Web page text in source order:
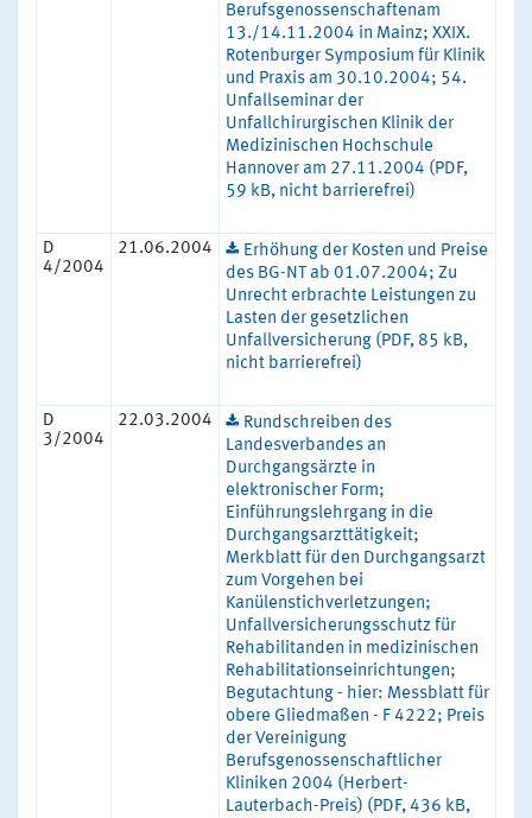
Berufsgenossenschaftenam
13./14.11.2004 in Mainz; XXIX.
Rotenburger Symposium für Klinik
und Praxis am 30.10.2004; 54.
Unfallseminar der
Unfallchirurgischen Klinik der
Medizinischen Hochschule
Hannover am 27.11.2004 (PDF,
59 kB, nicht barrierefrei)
D
4/2004
21.06.2004
Erhöhung der Kosten und Preise
des BG-NT ab 01.07.2004; Zu
Unrecht erbrachte Leistungen zu
Lasten der gesetzlichen
Unfallversicherung (PDF, 85 kB,
nicht barrierefrei)
D
3/2004
22.03.2004
Rundschreiben des
Landesverbandes an
Durchgangsärzte in
elektronischer Form;
Einführungslehrgang in die
Durchgangsarzttätigkeit;
Merkblatt für den Durchgangsarzt
zum Vorgehen bei
Kanülenstichverletzungen;
Unfallversicherungsschutz für
Rehabilitanden in medizinischen
Rehabilitationseinrichtungen;
Begutachtung - hier: Messblatt für
obere Gliedmaßen - F 4222; Preis
der Vereinigung
Berufsgenossenschaftlicher
Kliniken 2004 (Herbert-
Lauterbach-Preis) (PDF, 436 kB,